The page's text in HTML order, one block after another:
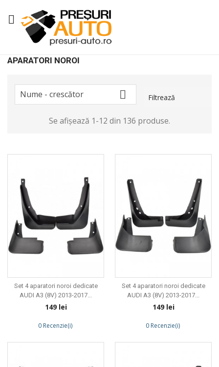

APARATORI NOROI
Nume - crescător  Filtrează
Se afișează 1-12 din 136 produse.
Set 4 aparatori noroi dedicate
AUDI A3 (8V) 2013-2017...
Preț
149 lei
0 Recenzie(i)
Set 4 aparatori noroi dedicate
AUDI A3 (8V) 2013-2017...
Preț
149 lei
0 Recenzie(i)